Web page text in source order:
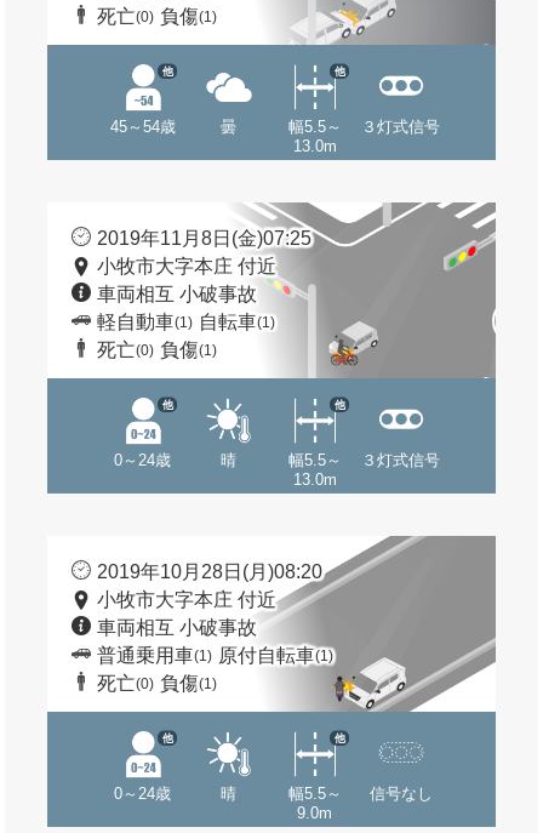
死亡(0) 負傷(1)
45～54歳
他
曇
幅5.5～
13.0m
他
３灯式信号
2019年11月8日(金)07:25
小牧市大字本庄 付近
車両相互 小破事故
軽自動車(1) 自転車(1)
死亡(0) 負傷(1)
0～24歳
他
晴
幅5.5～
13.0m
他
３灯式信号
2019年10月28日(月)08:20
小牧市大字本庄 付近
車両相互 小破事故
普通乗用車(1) 原付自転車(1)
死亡(0) 負傷(1)
0～24歳
他
晴
幅5.5～
9.0m
他
信号なし